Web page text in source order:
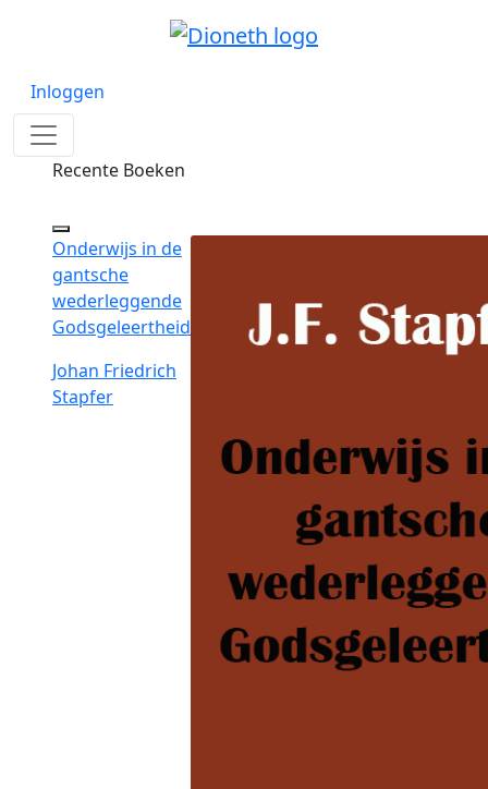
Inloggen
Recente Boeken
Onderwijs in de
gantsche
wederleggende
Godsgeleertheid
Johan Friedrich
Stapfer